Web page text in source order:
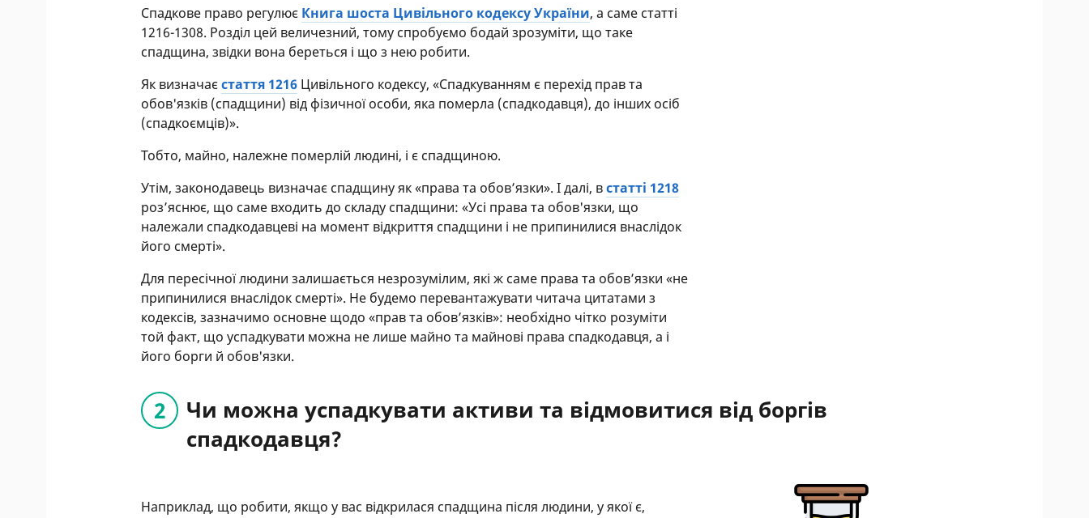
Спадкове право регулює Книга шоста Цивільного кодексу України, а саме статті
1216-1308. Розділ цей величезний, тому спробуємо бодай зрозуміти, що таке
спадщина, звідки вона береться і що з нею робити.
Як визначаєстаття 1216 Цивільного кодексу, «Спадкуванням є перехід прав та
обов'язків (спадщини) від фізичної особи, яка померла (спадкодавця), до інших осіб
(спадкоємців)».
Тобто, майно, належне померлій людині, і є спадщиною.
Утім, законодавець визначає спадщину як «права та обов’язки». І далі, встатті 1218
роз’яснює, що саме входить до складу спадщини: «Усі права та обов'язки, що
належали спадкодавцеві на момент відкриття спадщини і не припинилися внаслідок
його смерті».
Для пересічної людини залишається незрозумілим, які ж саме права та обов’язки «не
припинилися внаслідок смерті». Не будемо перевантажувати читача цитатами з
кодексів, зазначимо основне щодо «прав та обов’язків»: необхідно чітко розуміти
той факт, що успадкувати можна не лише майно та майнові права спадкодавця, а і
його борги й обов'язки.
Чи можна успадкувати активи та відмовитися від боргів
спадкодавця?
Наприклад, що робити, якщо у вас відкрилася спадщина після людини, у якої є,